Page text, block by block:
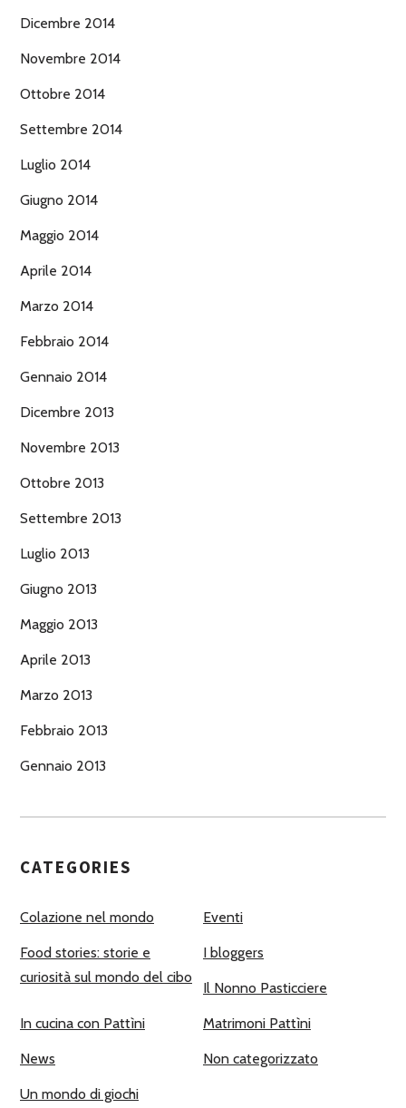
Dicembre 2014
Novembre 2014
Ottobre 2014
Settembre 2014
Luglio 2014
Giugno 2014
Maggio 2014
Aprile 2014
Marzo 2014
Febbraio 2014
Gennaio 2014
Dicembre 2013
Novembre 2013
Ottobre 2013
Settembre 2013
Luglio 2013
Giugno 2013
Maggio 2013
Aprile 2013
Marzo 2013
Febbraio 2013
Gennaio 2013
CATEGORIES
Colazione nel mondo Eventi
Food stories: storie e
curiosità sul mondo del cibo
I bloggers
Il Nonno Pasticciere
In cucina con Pattìni Matrimoni Pattìni
News Non categorizzato
Un mondo di giochi